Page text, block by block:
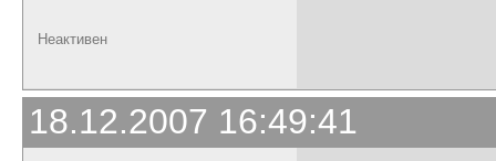
Неактивен
18.12.2007 16:49:41